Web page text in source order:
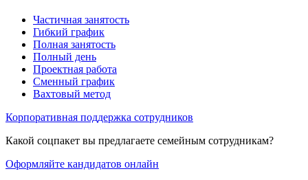
Частичная занятость
Гибкий график
Полная занятость
Полный день
Проектная работа
Сменный график
Вахтовый метод
Корпоративная поддержка сотрудников
Какой соцпакет вы предлагаете семейным сотрудникам?
Оформляйте кандидатов онлайн